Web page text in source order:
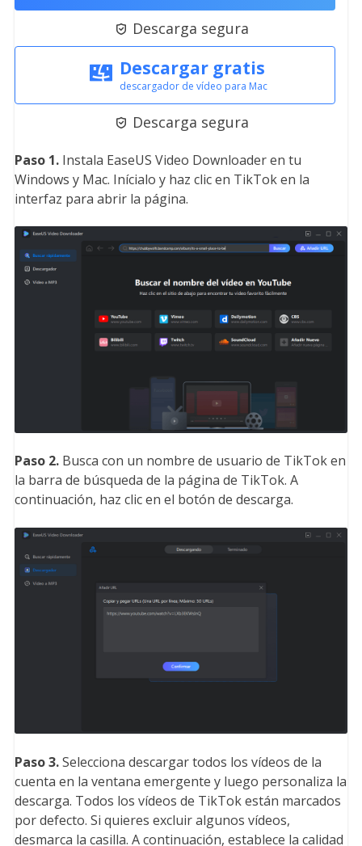
 Descarga segura
Descargar gratis
descargador de vídeo para Mac
 Descarga segura
Paso 1.Instala EaseUS Video Downloader en tu
Windows y Mac. Inícialo y haz clic en TikTok en la
interfaz para abrir la página.
Paso 2.Busca con un nombre de usuario de TikTok en
la barra de búsqueda de la página de TikTok. A
continuación, haz clic en el botón de descarga.
Paso 3.Selecciona descargar todos los vídeos de la
cuenta en la ventana emergente y luego personaliza la
descarga. Todos los vídeos de TikTok están marcados
por defecto. Si quieres excluir algunos vídeos,
desmarca la casilla. A continuación, establece la calidad